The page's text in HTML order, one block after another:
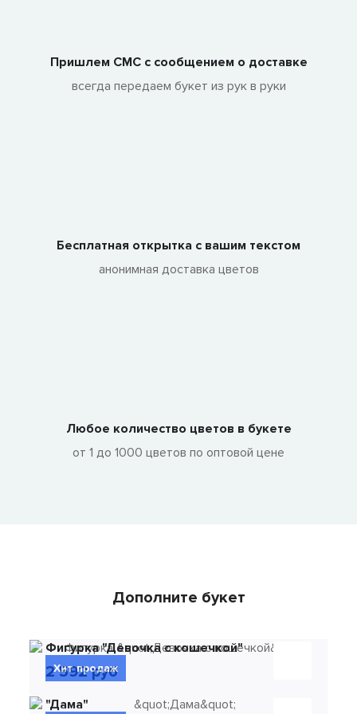
Пришлем СМС с сообщением о доставке
всегда передаем букет из рук в руки
Бесплатная открытка с вашим текстом
анонимная доставка цветов
Любое количество цветов в букете
от 1 до 1000 цветов по оптовой цене
Дополните букет
Хит продаж
Фигурка "Девочка с кошечкой"
2 592 руб
"Дама"